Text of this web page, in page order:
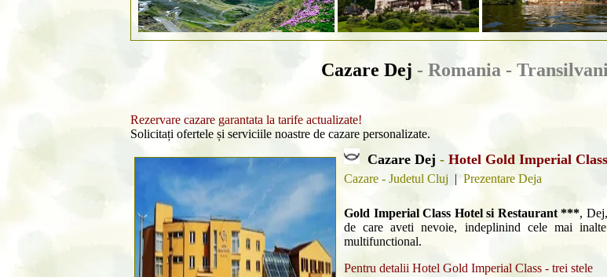
Cazare Dej - Romania -
Rezervare cazare garantata la tarife actualizate!
Solicitați ofertele și serviciile noastre de cazare personalizate.
Cazare Dej - Hotel Gold Imperial
Cazare - Judetul Cluj | Prezentare Deja
Gold Imperial Class Hotel si Restaurant ***,
de care aveti nevoie, indeplinind cele mai
multifunctional.
Pentru detalii Hotel Gold Imperial Class - trei stele